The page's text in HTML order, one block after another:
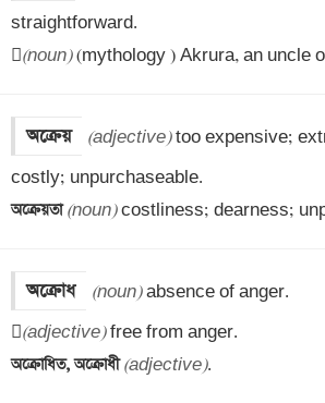
straightforward.
(noun) (mythology ) Akrura, an uncle
অক্রেয় (adjective) too expensive;
অক্রেয়তা (noun) costliness; dearness;
অক্রোধ (noun) absence of anger.
(adjective)
অক্রোধিত, অক্রোধী (adjective).